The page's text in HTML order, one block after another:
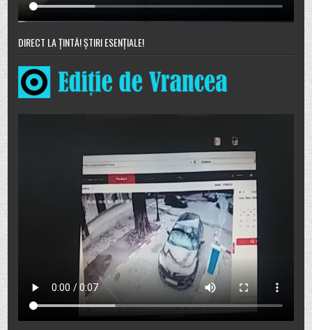
DIRECT LA ȚINTĂ! ȘTIRI ESENȚIALE!